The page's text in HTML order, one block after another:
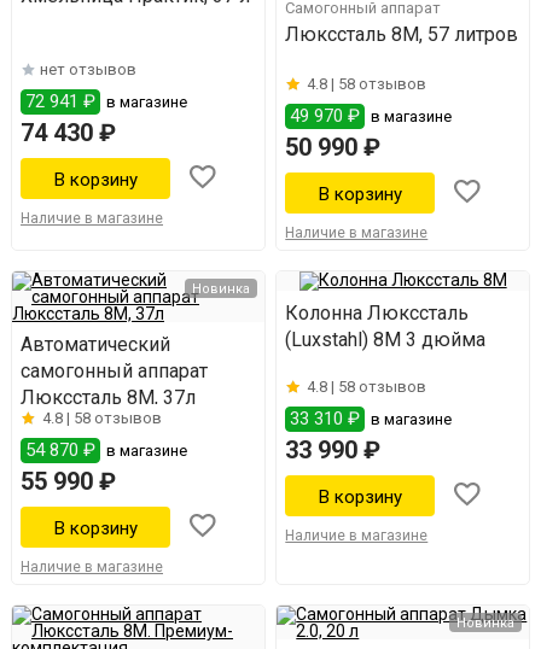
нет отзывов
72 941 ₽ в магазине
74 430 ₽
Наличие в магазине
Самогонный аппарат
Люкссталь 8М, 57 литров
4.8 | 58 отзывов
49 970 ₽ в магазине
50 990 ₽
Наличие в магазине
Новинка
Автоматический
самогонный аппарат
Люкссталь 8М, 37л
4.8 | 58 отзывов
54 870 ₽ в магазине
55 990 ₽
Наличие в магазине
Колонна Люкссталь
(Luxstahl) 8М 3 дюйма
4.8 | 58 отзывов
33 310 ₽ в магазине
33 990 ₽
Наличие в магазине
Новинка